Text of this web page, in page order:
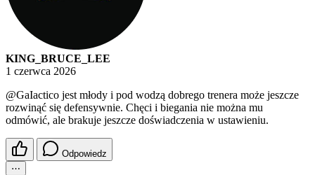
KING_BRUCE_LEE
1 czerwca 2026
@GaIactico jest młody i pod wodzą dobrego trenera może jeszcze
rozwinąć się defensywnie. Chęci i biegania nie można mu
odmówić, ale brakuje jeszcze doświadczenia w ustawieniu.
Odpowiedz
⋯